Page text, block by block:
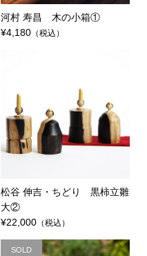
河村 寿昌 木の小箱①
¥4,180 （税込）
松谷 伸吉・ちどり 黒柿立雛
大②
¥22,000 （税込）
SOLD